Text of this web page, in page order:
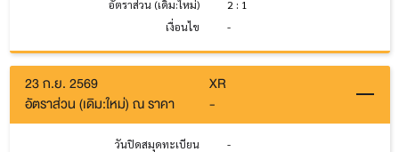
อัตราส่วน (เดิม:ใหม่)
2 : 1
เงื่อนไข
-
23 ก.ย. 2569
XR
อัตราส่วน (เดิม:ใหม่) ณ ราคา
-
วันปิดสมุดทะเบียน
-